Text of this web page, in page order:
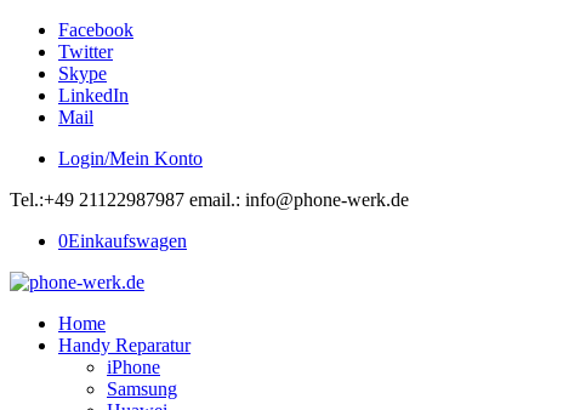
Facebook
Twitter
Skype
LinkedIn
Mail
Login/Mein Konto
Tel.:+49 21122987987 email.: info@phone-werk.de
0Einkaufswagen
Home
Handy Reparatur
iPhone
Samsung